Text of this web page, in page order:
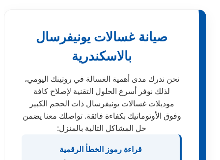
صيانة غسالات يونيفرسال
بالاسكندرية
نحن ندرك مدى أهمية الغسالة في روتينك اليومي،
لذلك نوفر أسرع الحلول التقنية لإصلاح كافة
موديلات غسالات يونيفرسال ذات الحجم الكبير
وفوق الأوتوماتيك بكفاءة فائقة. تواصلك معنا يضمن
حل المشاكل التالية بالمنزل:
قراءة رموز الخطأ الرقمية